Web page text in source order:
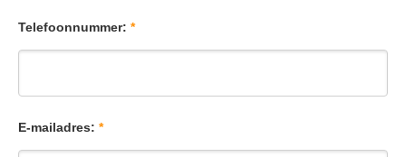
Telefoonnummer: *
E-mailadres: *